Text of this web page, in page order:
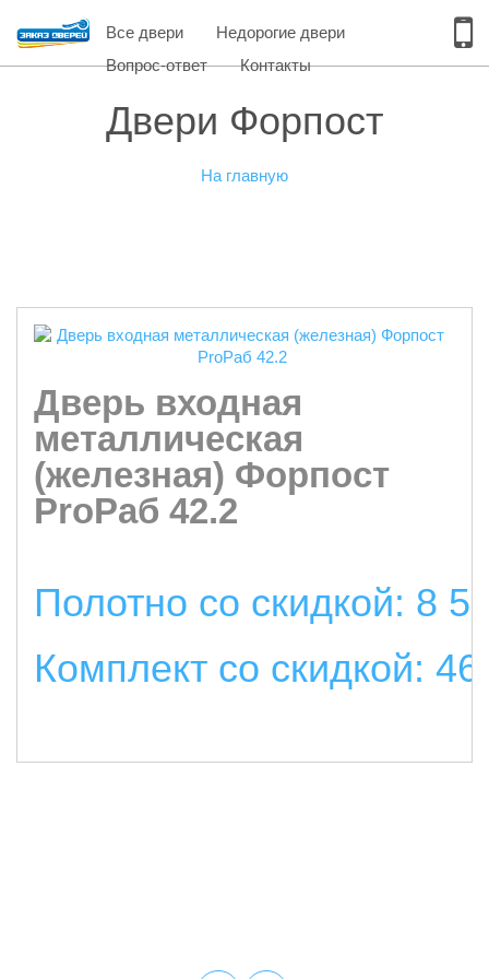
Все двери
Недорогие двери
Вопрос-ответ
Контакты
Двери Форпост
На главную
Дверь входная
металлическая
(железная) Форпост
ProРаб 42.2
Полотно со скидкой: 8
Комплект со скидкой: